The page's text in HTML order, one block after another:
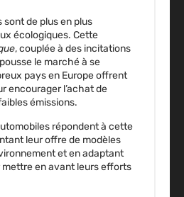
sont de plus en plus
écologiques. Cette
, couplée à des incitations
le marché à se
pays en Europe offrent
encourager l’achat de
émissions.
répondent à cette
leur offre de modèles
et en adaptant
mettre en avant leurs efforts